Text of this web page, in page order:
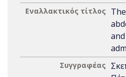
Εναλλακτικός τίτλος
Συγγραφέας